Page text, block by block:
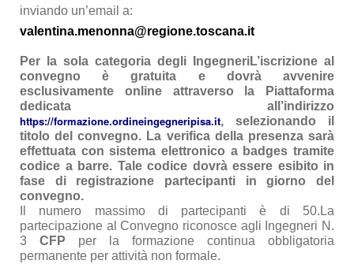
valentina.menonna@regione.toscana.it
Per la sola categoria degli IngegneriL’iscrizione al
convegno è gratuita e dovrà avvenire
esclusivamente online attraverso la Piattaforma
https://formazione.ordineingegneripisa.it, selezionando il
titolo del convegno. La verifica della presenza sarà
effettuata con sistema elettronico a badges tramite
codice a barre. Tale codice dovrà essere esibito in
fase di registrazione partecipanti in giorno del
convegno.
Il numero massimo di partecipanti è di 50.La
partecipazione al Convegno riconosce agli Ingegneri N.
3 CFP per la formazione continua obbligatoria
permanente per attività non formale.